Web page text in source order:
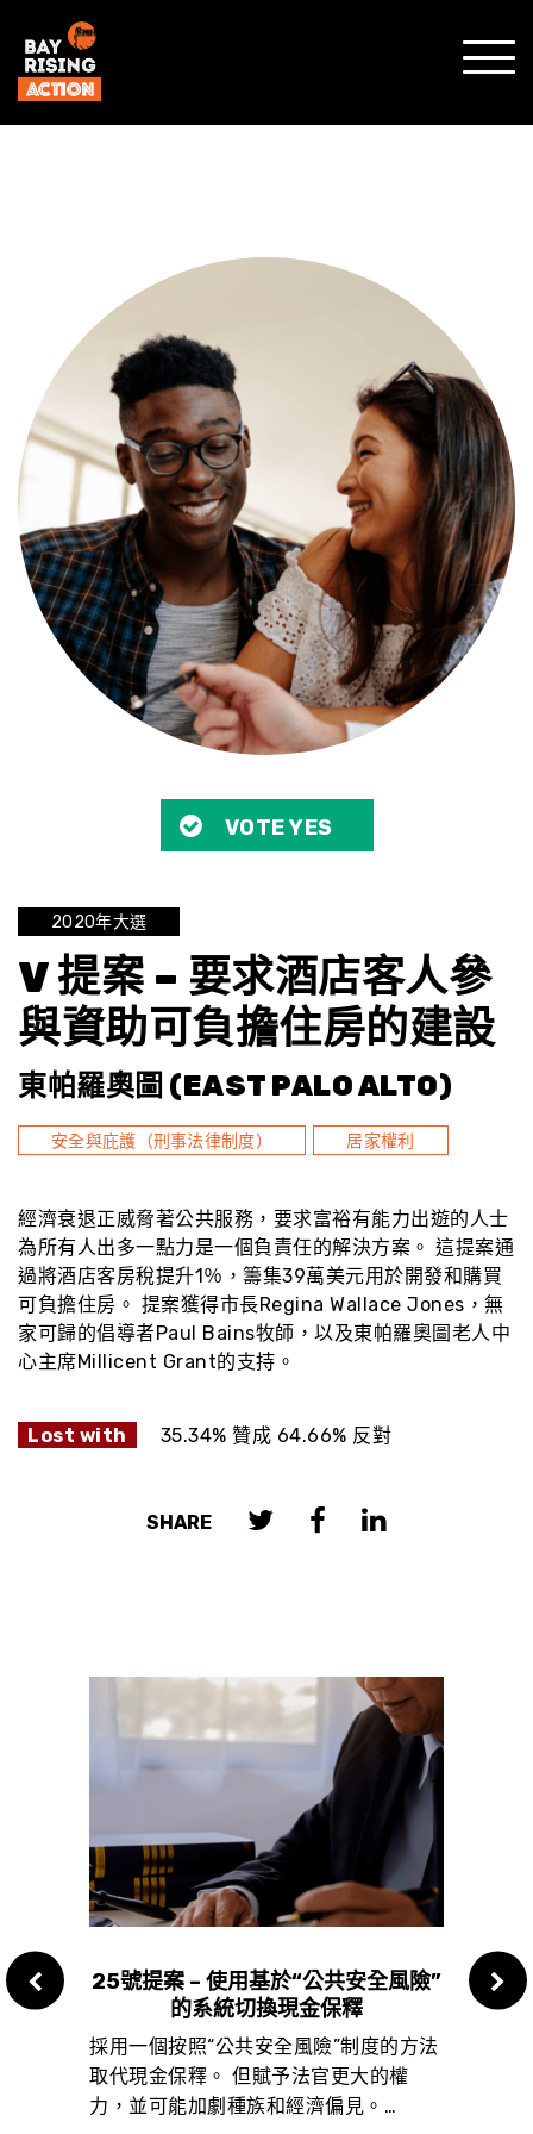
MENU
VOTE YES
2020年大選
V 提案 – 要求酒店客人參
與資助可負擔住房的建設
東帕羅奧圖 (EAST PALO ALTO)
安全與庇護（刑事法律制度） 居家權利
經濟衰退正威脅著公共服務，要求富裕有能力出遊的人士
為所有人出多一點力是一個負責任的解決方案。 這提案通
過將酒店客房稅提升1％，籌集39萬美元用於開發和購買
可負擔住房。 提案獲得市長Regina Wallace Jones，無
家可歸的倡導者Paul Bains牧師，以及東帕羅奧圖老人中
心主席Millicent Grant的支持。
Lost with 35.34% 贊成 64.66% 反對
SHARE
25號提案 – 使用基於“公共安全風險”
的系統切換現金保釋
採用一個按照“公共安全風險”制度的方法
取代現金保釋。 但賦予法官更大的權
力，並可能加劇種族和經濟偏見。…
24